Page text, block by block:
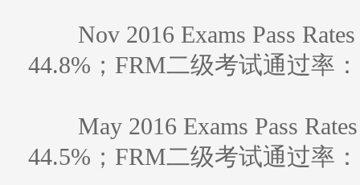
Nov 2016 Exams Pass
44.8%；FRM二级考试通过率
May 2016 Exams Pass
44.5%；FRM二级考试通过率